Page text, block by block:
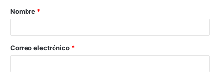
Nombre *
Correo electrónico *